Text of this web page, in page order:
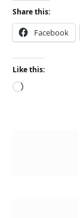
Share this:
Facebook
Like this:
L